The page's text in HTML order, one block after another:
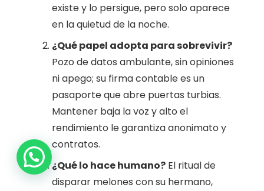
existe y lo persigue, pero solo aparece
en la quietud de la noche.
¿Qué papel adopta para sobrevivir?
Pozo de datos ambulante, sin opiniones
ni apego; su firma contable es un
pasaporte que abre puertas turbias.
Mantener baja la voz y alto el
rendimiento le garantiza anonimato y
contratos.
¿Qué lo hace humano? El ritual de
disparar melones con su hermano,